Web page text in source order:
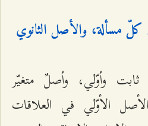
كلّ مسألة، والأصل الثانوي
وأوّلي، وأصلٌ متغيّر
الأوّلي في العلاقات